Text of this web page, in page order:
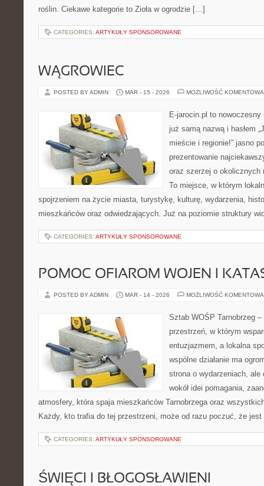
roślin. Ciekawe kategorie to Zioła w ogrodzie […]
CATEGORIES: ARTYKUŁY SPONSOROWANE
WĄGROWIEC
POSTED BY ADMIN MAR - 15 - 2026 MOŻLIWOŚĆ
E-jarocin.pl to
już samą nazwą i hasłem
mieście i regionie!” jasno
prezentowanie
oraz szerzej o okolicznych
To miejsce, w którym
spojrzeniem na życie miasta, turystykę, kulturę, wydarzenia,
mieszkańców oraz odwiedzających. Już na poziomie struktury
CATEGORIES: ARTYKUŁY SPONSOROWANE
POMOC OFIAROM WOJEN I
POSTED BY ADMIN MAR - 14 - 2026 MOŻLIWOŚĆ
Sztab WOŚP Tarnobrzeg
przestrzeń, w którym
entuzjazmem, a lokalna
wspólne działanie ma
strona o wydarzeniach,
wokół idei pomagania,
atmosfery, która spaja mieszkańców Tarnobrzega oraz
Każdy, kto trafia do tej przestrzeni, może od razu poczuć, że
CATEGORIES: ARTYKUŁY SPONSOROWANE
ŚWIĘCI I BŁOGOSŁAWIENI